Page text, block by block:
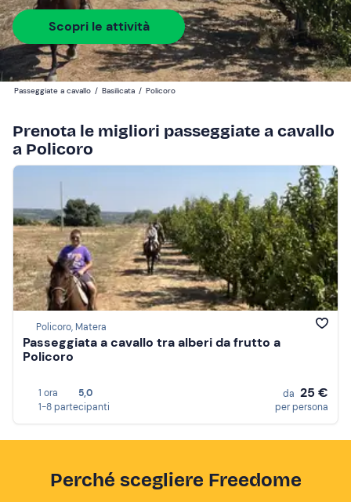
Scopri le attività
Passeggiate a cavallo / Basilicata / Policoro
Prenota le migliori passeggiate a cavallo
a Policoro
Policoro, Matera
Passeggiata a cavallo tra alberi da frutto a
Policoro
1 ora
5,0
1-8 partecipanti
da 25 €
per persona
Perché scegliere Freedome